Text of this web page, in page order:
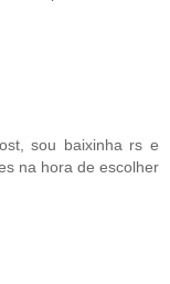
sou baixinha rs e
na hora de escolher